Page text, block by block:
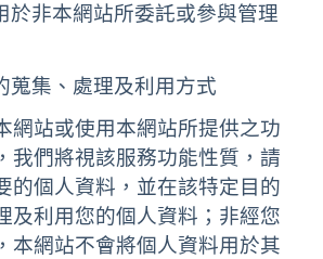
於非本網站所委託或參與管理
蒐集、處理及利用方式
網站或使用本網站所提供之功
我們將視該服務功能性質，請
的個人資料，並在該特定目的
及利用您的個人資料；非經您
本網站不會將個人資料用於其